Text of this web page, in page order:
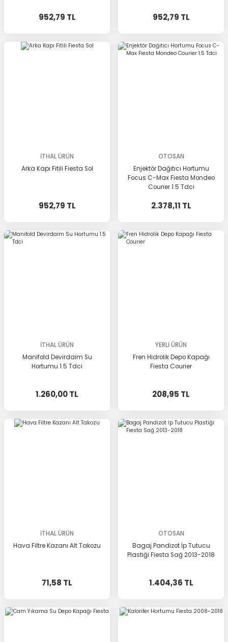
952,79 TL 952,79 TL
İTHAL ÜRÜN
Arka Kapı Fitili Fiesta Sol
952,79 TL
OTOSAN
Enjektör Dağıtıcı Hortumu
Focus C-Max Fiesta Mondeo
Courier 1.5 Tdci
2.378,11 TL
İTHAL ÜRÜN
Manifold Devirdaim Su
Hortumu 1.5 Tdci
1.260,00 TL
YERLİ ÜRÜN
Fren Hidrolik Depo Kapağı
Fiesta Courier
208,95 TL
İTHAL ÜRÜN
Hava Filtre Kazanı Alt Takozu
71,58 TL
OTOSAN
Bagaj Pandizot İp Tutucu
Plastiği Fiesta Sağ 2013-2018
1.404,36 TL